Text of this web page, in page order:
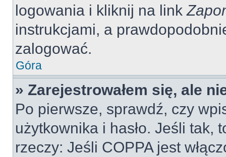
logowania i kliknij na link
instrukcjami, a
zalogować.
Góra
» Zarejestrowałem się, ale
Po pierwsze, sprawdź, czy
użytkownika i hasło. Jeśli tak,
rzeczy: Jeśli COPPA jest